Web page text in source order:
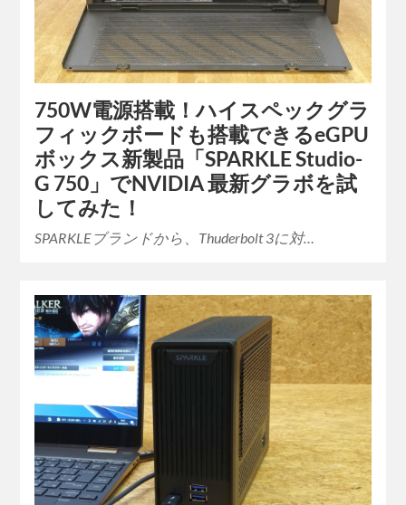
750W電源搭載！ハイスペックグラ
フィックボードも搭載できるeGPU
ボックス新製品「SPARKLE Studio-
G 750」でNVIDIA 最新グラボを試
してみた！
SPARKLEブランドから、Thuderbolt 3に対…